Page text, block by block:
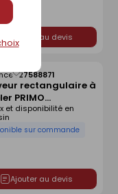
Ajouter au devis
rectangulaire à
PRIMO
extrudé
haut.4cm
long.140cm
:27588871
sur commande
et disponibilité en
Ajouter au devis
Enregistrer
comme
liste